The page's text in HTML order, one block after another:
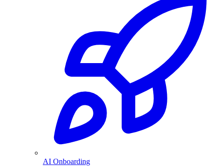
AI Onboarding